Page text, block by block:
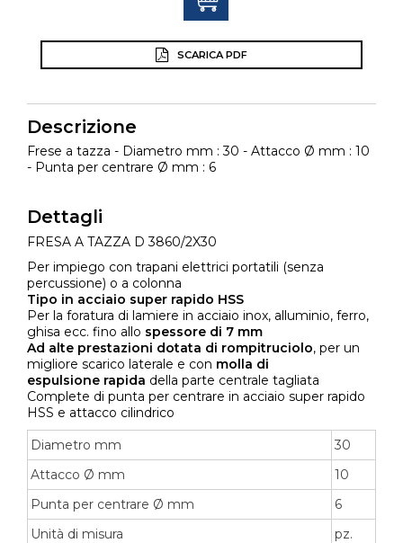
SCARICA PDF
Descrizione
Frese a tazza - Diametro mm : 30 - Attacco Ø mm : 10
- Punta per centrare Ø mm : 6
Dettagli
FRESA A TAZZA D 3860/2X30
Per impiego con trapani elettrici portatili (senza
percussione) o a colonna
Tipo in acciaio super rapido HSS
Per la foratura di lamiere in acciaio inox, alluminio, ferro,
ghisa ecc. fino allo spessore di 7 mm
Ad alte prestazioni dotata di rompitruciolo, per un
migliore scarico laterale e con molla di
espulsione rapida della parte centrale tagliata
Complete di punta per centrare in acciaio super rapido
HSS e attacco cilindrico
Diametro mm
30
Attacco Ø mm
10
Punta per centrare Ø mm
6
Unità di misura
pz.